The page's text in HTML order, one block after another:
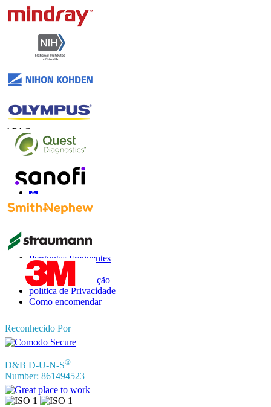
Contate-nos
US+1 833 909 2966 ( chamada gratuita )
UK+44 808 502 0280 (chamada gratuita )
APAC
sales@fortunebusinessinsights.com
Conecte-se conosco
Informações
Perguntas Frequentes
Depoimentos
Termos de Utilização
política de Privacidade
Como encomendar
Reconhecido Por
D&B D-U-N-S®
Number: 861494523